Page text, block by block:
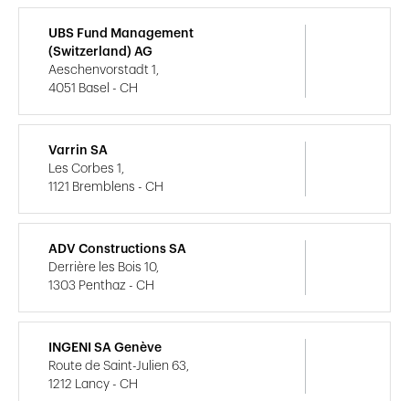
UBS Fund Management
(Switzerland) AG
Aeschenvorstadt 1,
4051 Basel - CH
Varrin SA
Les Corbes 1,
1121 Bremblens - CH
ADV Constructions SA
Derrière les Bois 10,
1303 Penthaz - CH
INGENI SA Genève
Route de Saint-Julien 63,
1212 Lancy - CH